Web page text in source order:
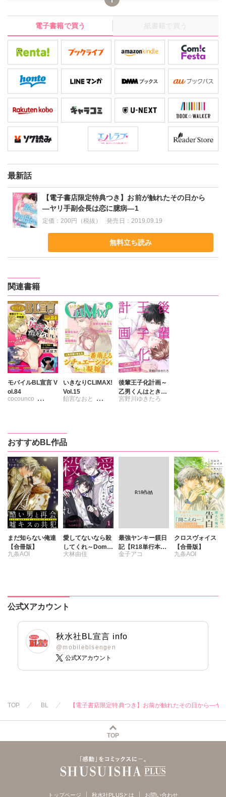
離感が分からずに悩んでいた。そんなさなか、ちょうど文化祭準
備に追われ杉崎と会えない日が続くように。「別にあいつがいな
くても」と強がっていたけど、偶然にも杉崎が他の男子生徒とキ
スしているのを見てしまい!?何故か苛ついた沢城はその場から強
引に杉崎を連れ出し、人目のない場所で押し倒して――？
電子書籍で買う 紙書籍で買う
最新話
【電子書店限定特典つき】お前が触れたその日から
―ヤリ手副会長は恋に臆病―1
定価：200円（税抜） 発売日： 2019.09.19
無料立ち読み
関連書籍
モバイルBL宣言 V
ol.84
cocounco
大林由佳
立花ビスコ
いきなりCLIMAX!
Vol.15
飴宮なおと
不破ふぢお
後輩王子化計画～
乙男くんはときめ
き不足
宮野川ゆきたろ
おすすめBL作品
まだ知らない俺達
【合冊版】
九条AOI
愛してないなら殺
してくれ～Domの
本能、Subの慈愛
大林由佳
最強ヤンキー躾日
記【R18単行本
版】
金子アコ
クロスヴォイス
【合冊版】
九条AOI
公式Xアカウント
秋水社BL宣言 info
@mobileblsengen
公式Xアカウント
TOP BL 【電子書店限定特典つき】お前が触れたその日から―
TOP
トップページ 秋水社PLUSとは お問い合わせ